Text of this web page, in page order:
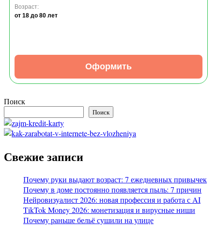
Возраст:
от 18 до 80 лет
Оформить
Поиск
Поиск
Свежие записи
Почему руки выдают возраст: 7 ежедневных привычек
Почему в доме постоянно появляется пыль: 7 причин
Нейровизуалист 2026: новая профессия и работа с AI
TikTok Money 2026: монетизация и вирусные ниши
Почему раньше бельё сушили на улице